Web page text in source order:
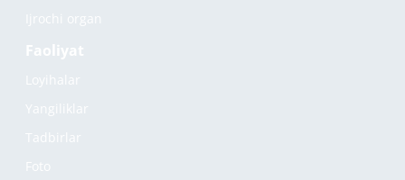
Ijrochi organ
Faoliyat
Loyihalar
Yangiliklar
Tadbirlar
Foto